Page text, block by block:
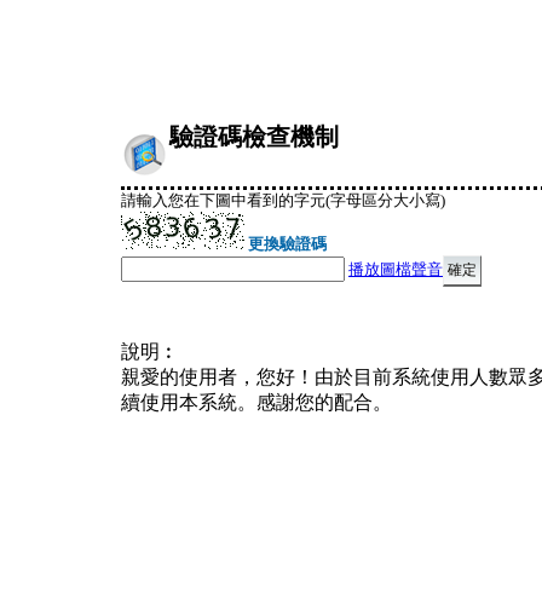
驗證碼檢查機制
請輸入您在下圖中看到的字元(字母區分大小寫)
更換驗證碼
播放圖檔聲音
說明︰
親愛的使用者，您好！由於目前系統使用人數眾
續使用本系統。感謝您的配合。